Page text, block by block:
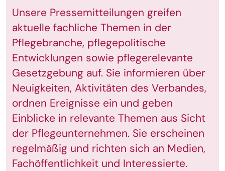
Unsere Pressemitteilungen greifen
aktuelle fachliche Themen in der
Pflegebranche, pflegepolitische
Entwicklungen sowie pflegerelevante
Gesetzgebung auf. Sie informieren über
Neuigkeiten, Aktivitäten des Verbandes,
ordnen Ereignisse ein und geben
Einblicke in relevante Themen aus Sicht
der Pflegeunternehmen. Sie erscheinen
regelmäßig und richten sich an Medien,
Fachöffentlichkeit und Interessierte.